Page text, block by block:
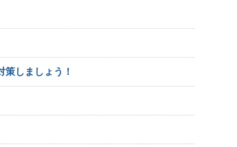
策しましょう！